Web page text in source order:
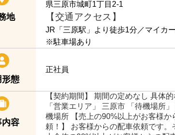
地
県三原市城町1丁目2-1
【交通アクセス】
JR「三原駅」より徒歩1分／マイカ
※駐車場あり
形態
正社員
内容
【契約期間】 期間の定めなし 具体
「営業エリア」 三原市 「待機場所
機場所 【売上の90%以上がお客様か
頼！】 お客様からの配車依頼です。